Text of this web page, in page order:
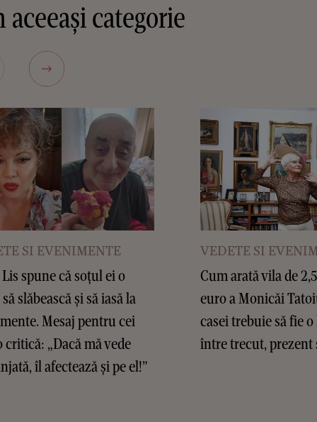
aceeași categorie
SI EVENIMENTE
spune că soțul ei o
slăbească și să iasă la
Mesaj pentru cei
critică: „Dacă mă vede
îl afectează și pe el!”
VEDETE SI
Cum arată vila de
euro a Monicăi
casei trebuie să fie
între trecut, prezent